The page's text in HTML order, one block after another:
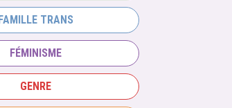
TRANS
FÉMINISME
GENRE